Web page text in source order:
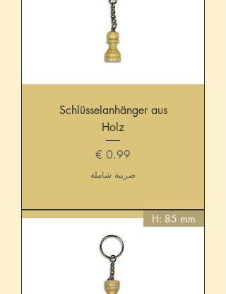
Schlüsselanhänger aus
Holz
السعر
ضريبة شاملة
H: 85 mm